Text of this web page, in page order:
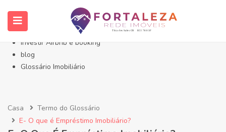
Início- Imóveis Fortaleza Eusébio
Imóveis em Fortaleza
Imóveis no Eusébio
Investir Airbnb e booking
blog
Glossário Imobiliário
Casa
Termo do Glossário
E- O que é Empréstimo Imobiliário?